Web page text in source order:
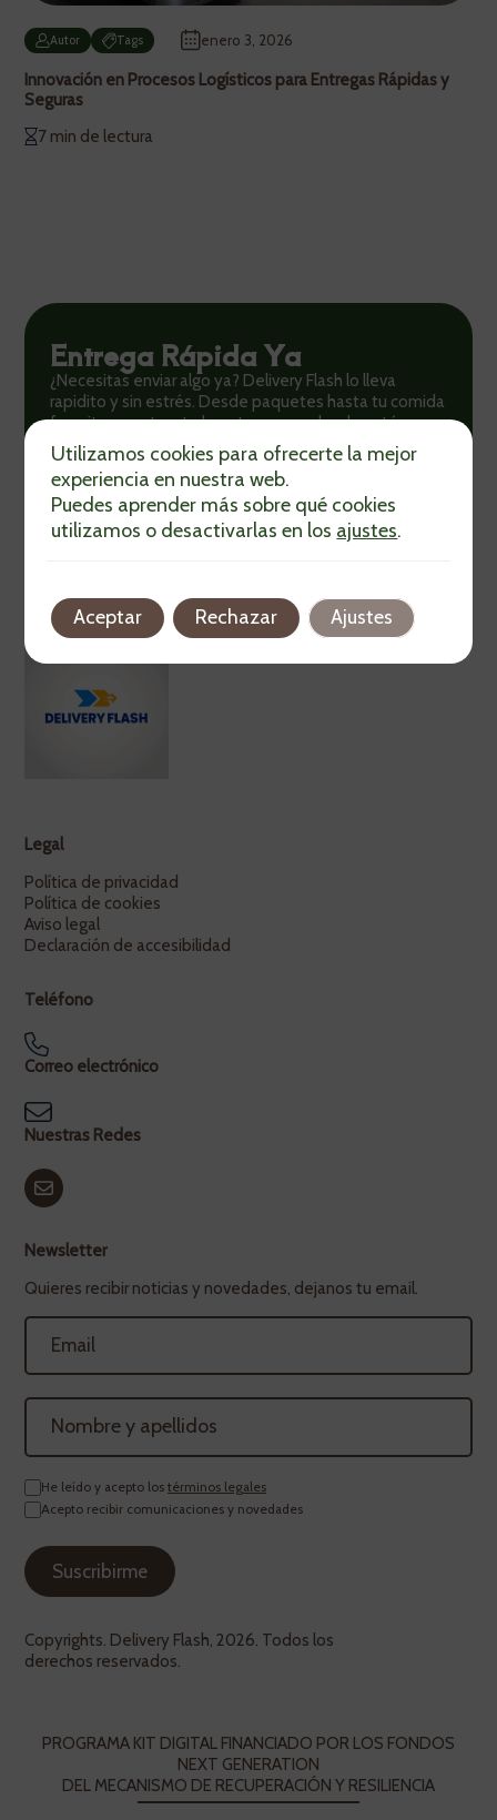
Autor Tags enero 3, 2026
Innovación en Procesos Logísticos para Entregas Rápidas y
Seguras
7 min de lectura
Entrega Rápida Ya
¿Necesitas enviar algo ya? Delivery Flash lo lleva
rapidito y sin estrés. Desde paquetes hasta tu comida
favorita, nosotros te lo entregamos donde estés.
¡Cuenta con nosotros!
¡Pide Aquí!
Legal
Política de privacidad
Política de cookies
Aviso legal
Declaración de accesibilidad
Teléfono
Correo electrónico
Nuestras Redes
Newsletter
Quieres recibir noticias y novedades, dejanos tu email.
He leído y acepto los términos legales
Acepto recibir comunicaciones y novedades
Copyrights. Delivery Flash, 2026. Todos los
derechos reservados.
PROGRAMA KIT DIGITAL FINANCIADO POR LOS FONDOS
NEXT GENERATION
DEL MECANISMO DE RECUPERACIÓN Y RESILIENCIA
Utilizamos cookies para ofrecerte la mejor
experiencia en nuestra web.
Puedes aprender más sobre qué cookies
utilizamos o desactivarlas en los ajustes.
Aceptar Rechazar Ajustes